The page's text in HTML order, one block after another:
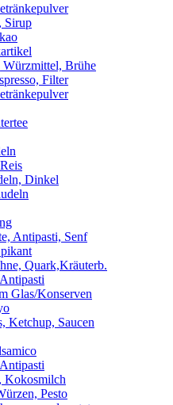
Sirup
Würzmittel, Brühe
Filter
Dinkel
Antipasti, Senf
Quark,Kräuterb.
Glas/Konserven
Ketchup, Saucen
Kokosmilch
Pesto